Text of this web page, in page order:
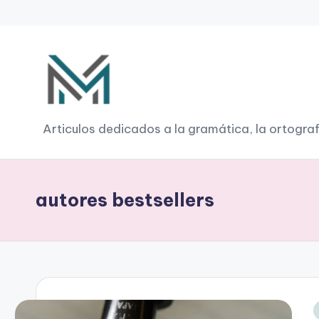
contenido
G
r
a
á
ti
Articulos dedicados a la gramática, la
autores bestsellers